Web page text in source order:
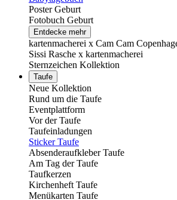
Poster Geburt
Fotobuch Geburt
Entdecke mehr
kartenmacherei x Cam Cam
Sissi Rasche x kartenmacherei
Sternzeichen Kollektion
Taufe
Neue Kollektion
Rund um die Taufe
Eventplattform
Vor der Taufe
Taufeinladungen
Sticker Taufe
Absenderaufkleber Taufe
Am Tag der Taufe
Taufkerzen
Kirchenheft Taufe
Menükarten Taufe